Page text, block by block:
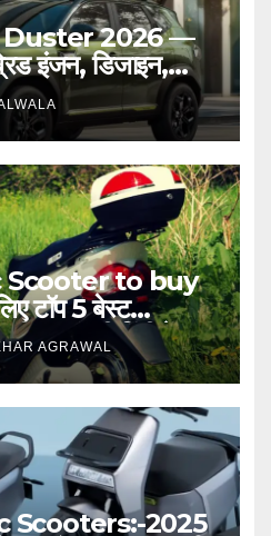
2026 —
इंजन, डिजाइन,
Scooter to buy
टॉप 5 बेस्ट
जानकारी हिंदी में
AGRAWAL
Scooters:-2025